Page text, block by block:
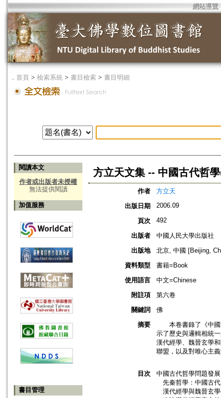
網站導覽
． 首頁 > 檢索系統 > 書目檢索 > 書目明細
閱讀本文
作者或出版者未授權
無法提供閱讀
加值服務
書目管理
方立天文集 -- 中國古代哲
作者
方立天
出版日期
2006.09
頁次 492
出版者
中國人民大學出版社
出版地
北京, 中國 [Beijing,
資料類型
書籍=Book
使用語言
中文=Chinese
附註項
第六卷
關鍵詞
佛
摘要
本卷書錄了《中國
示了歷史與邏輯相統
漢代經學、魏晉玄學
聯盟，以及對唯心主
目次
中國古代哲學問題發
先秦哲學：中國古
漢代經學與魏晉玄